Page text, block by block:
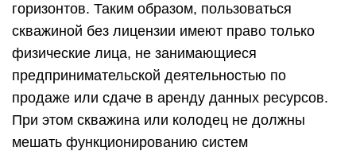
горизонтов. Таким образом, пользоваться
скважиной без лицензии имеют право только
физические лица, не занимающиеся
предпринимательской деятельностью по
продаже или сдаче в аренду данных ресурсов.
При этом скважина или колодец не должны
мешать функционированию систем